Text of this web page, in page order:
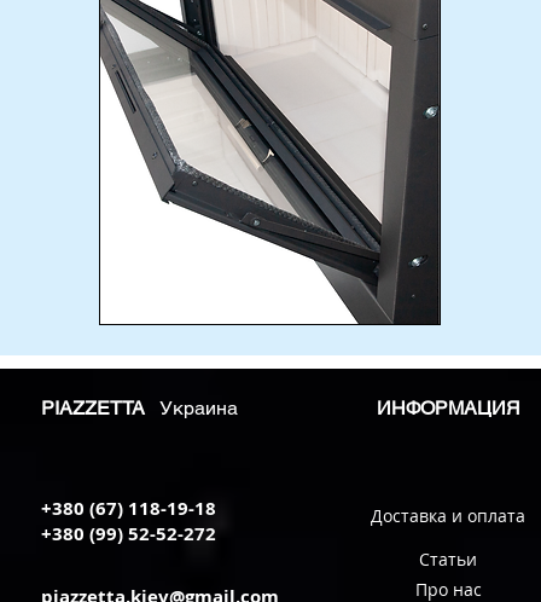
PIAZZETTA Украина ИНФОРМАЦИЯ
+380 (67) 118-19-18
+380 (99) 52-52-272
Доставка и оплата
Статьи
piazzetta.kiev@gmail.com Про нас